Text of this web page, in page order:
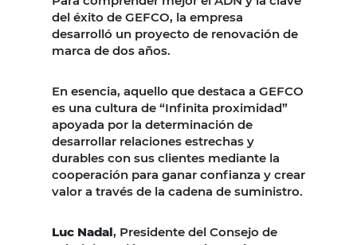
del éxito de GEFCO, la empresa
desarrolló un proyecto de renovación de
marca de dos años.
En esencia, aquello que destaca a GEFCO
es una cultura de “Infinita proximidad”
apoyada por la determinación de
desarrollar relaciones estrechas y
durables con sus clientes mediante la
cooperación para ganar confianza y crear
valor a través de la cadena de suministro.
Luc Nadal, Presidente del Consejo de